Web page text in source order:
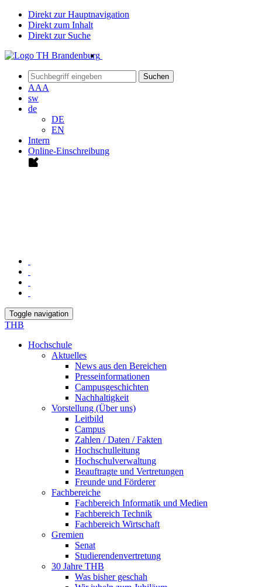
Direkt zur Hauptnavigation
Direkt zum Inhalt
Direkt zur Suche
Suchen
AAA
sw
de
DE
EN
Intern
Online-Einschreibung
Toggle navigation
THB
Hochschule
Aktuelles
News aus den Bereichen
Presseinformationen
Campusgeschichten
Nachhaltigkeit
Vorstellung (Über uns)
Leitbild
Campus
Zahlen / Daten / Fakten
Hochschulleitung
Hochschulverwaltung
Beauftragte und Vertretungen
Freunde und Förderer
Fachbereiche
Fachbereich Informatik und Medien
Fachbereich Technik
Fachbereich Wirtschaft
Gremien
Senat
Studierendenvertretung
30 Jahre THB
Was bisher geschah